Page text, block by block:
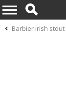
Barbier irish stout